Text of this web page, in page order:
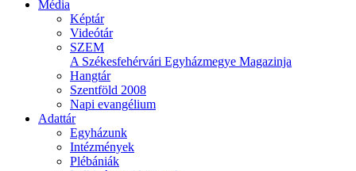
Média
Képtár
Videótár
SZEM
A Székesfehérvári Egyházmegye Magazinja
Hangtár
Szentföld 2008
Napi evangélium
Adattár
Egyházunk
Intézmények
Plébániák